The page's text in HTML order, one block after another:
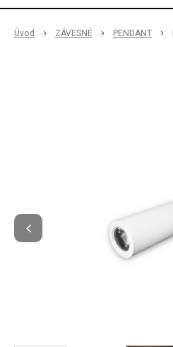
Úvod ZÁVESNÉ PENDANT